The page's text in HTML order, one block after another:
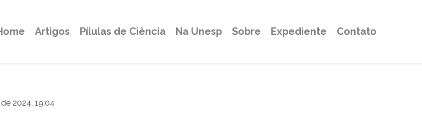
Artigos Pílulas de Ciência Na Unesp Sobre Expediente Contato
2024, 19:04